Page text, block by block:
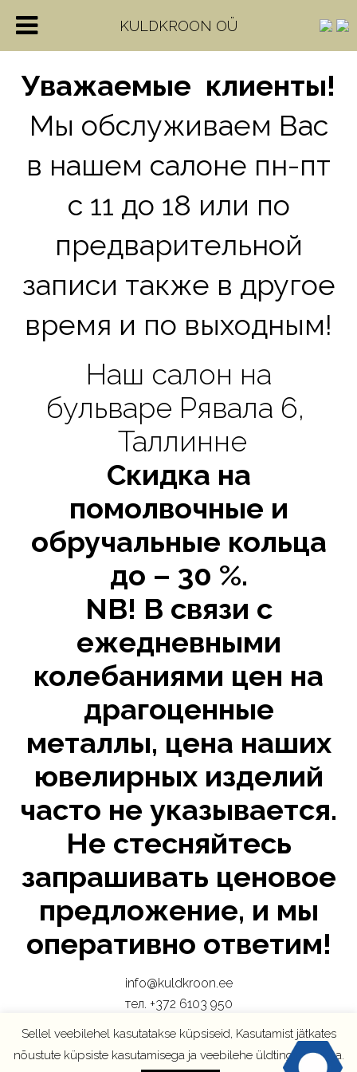
Уважаемые клиенты!
Мы обслуживаем Bас
в нашем салоне пн-пт
с 11 до 18 или по
предварительной
записи также в другое
время и по выходным!
Наш салон на
бульваре Рявала 6,
Таллиннe
Скидка на
помолвочные и
обручальные кольца
до – 30 %.
NB! В связи с
ежедневными
колебаниями цен на
драгоценные
металлы, цена наших
ювелирных изделий
часто не указывается.
Не стесняйтесь
запрашивать ценовое
предложение, и мы
оперативно ответим!
info@kuldkroon.ee
тел. +372 6103 950
Sellel veebilehel kasutatakse küpsiseid, Kasutamist jätkates
nõustute küpsiste kasutamisega ja veebilehe üldtingimustega.
KULDKROON OÜ